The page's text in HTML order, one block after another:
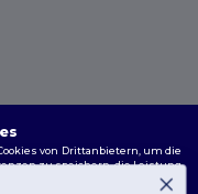
von Drittanbietern, um die
zu speichern, die Leistung
personalisiertes Surferlebnis